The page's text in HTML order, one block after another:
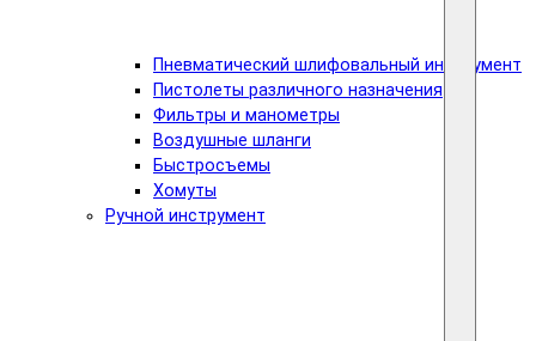
Пневматический шлифовальный инструмент
Пистолеты различного назначения
Фильтры и манометры
Воздушные шланги
Быстросъемы
Хомуты
Ручной инструмент